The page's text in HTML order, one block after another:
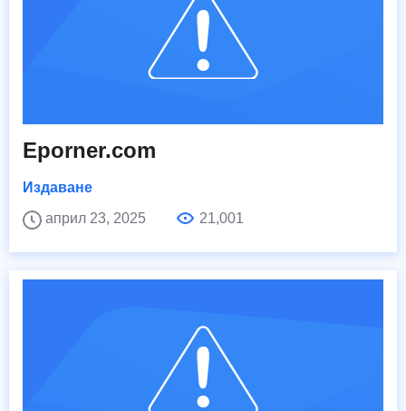
Eporner.com
Издаване
април 23, 2025
21,001